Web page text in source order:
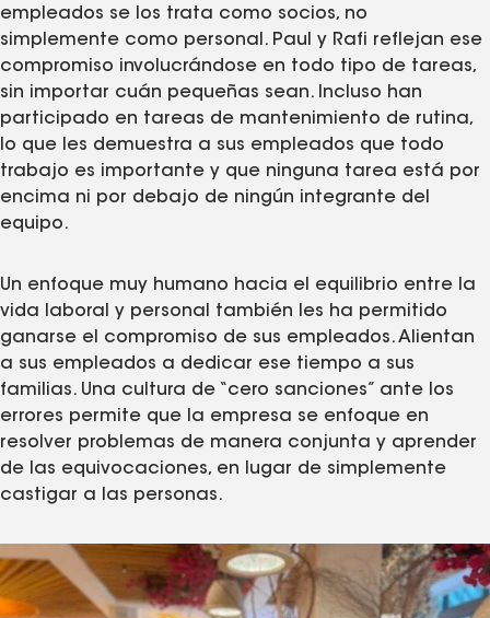
empleados se los trata como socios, no
simplemente como personal. Paul y Rafi reflejan ese
compromiso involucrándose en todo tipo de tareas,
sin importar cuán pequeñas sean. Incluso han
participado en tareas de mantenimiento de rutina,
lo que les demuestra a sus empleados que todo
trabajo es importante y que ninguna tarea está por
encima ni por debajo de ningún integrante del
equipo.
Un enfoque muy humano hacia el equilibrio entre la
vida laboral y personal también les ha permitido
ganarse el compromiso de sus empleados. Alientan
a sus empleados a dedicar ese tiempo a sus
familias. Una cultura de “cero sanciones” ante los
errores permite que la empresa se enfoque en
resolver problemas de manera conjunta y aprender
de las equivocaciones, en lugar de simplemente
castigar a las personas.